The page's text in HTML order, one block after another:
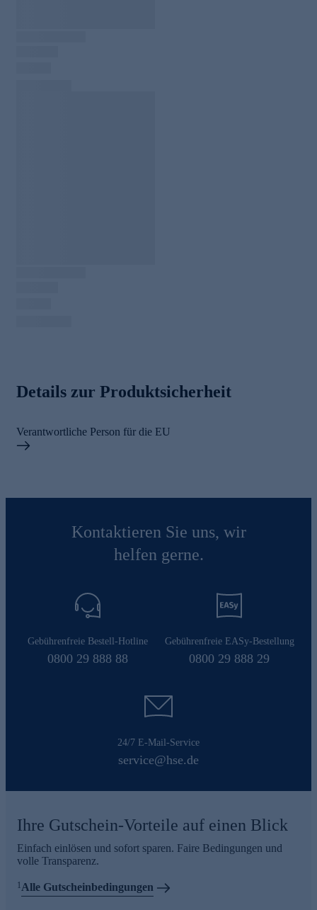
Details zur Produktsicherheit
Verantwortliche Person für die EU
Kontaktieren Sie uns, wir
helfen gerne.
Gebührenfreie Bestell-Hotline
0800 29 888 88
Gebührenfreie EASy-Bestellung
0800 29 888 29
24/7 E-Mail-Service
service@hse.de
Ihre Gutschein-Vorteile auf einen Blick
Einfach einlösen und sofort sparen. Faire Bedingungen und
volle Transparenz.
1 Alle Gutscheinbedingungen